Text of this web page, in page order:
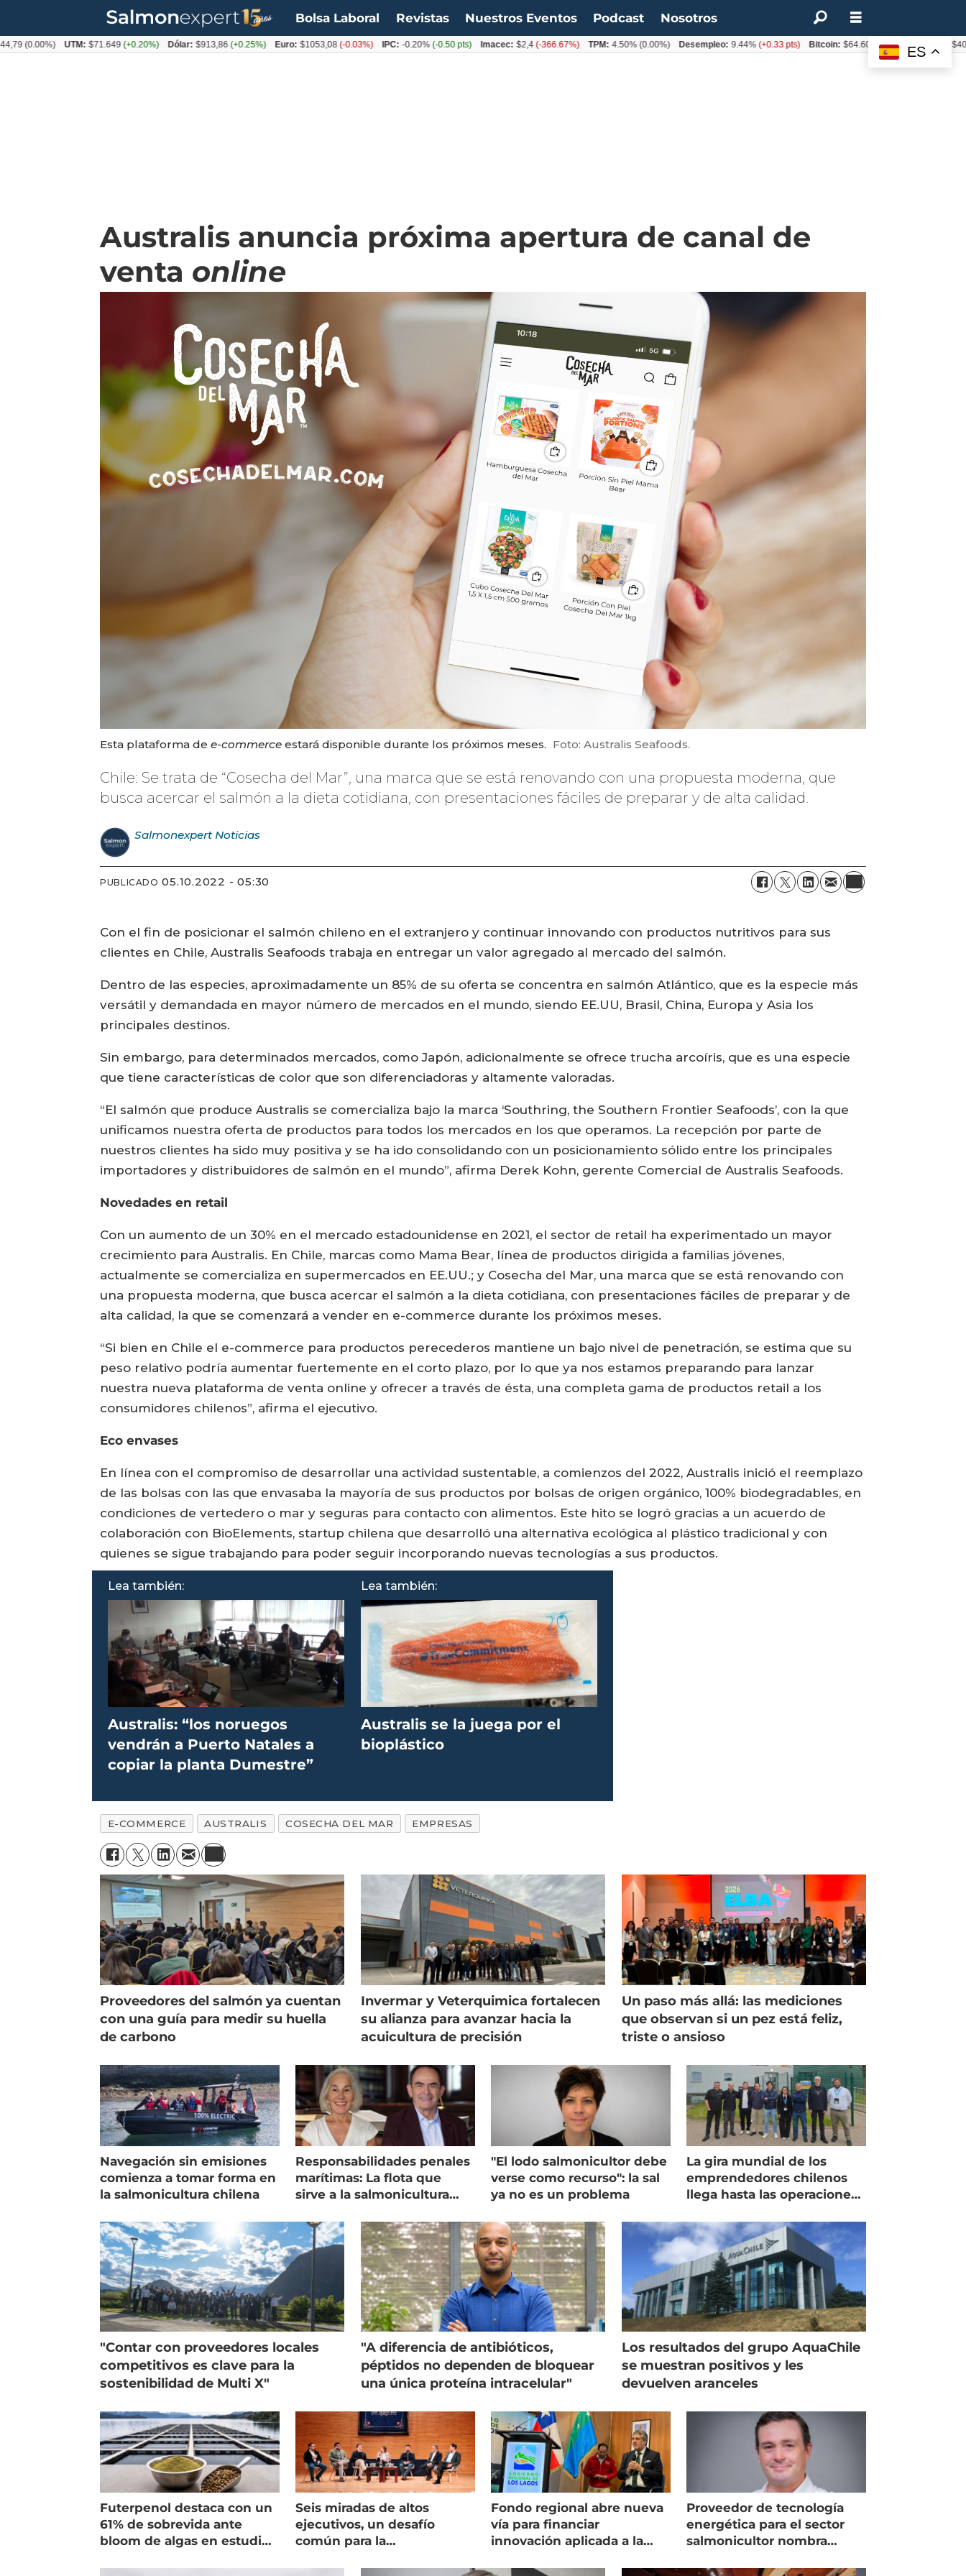
Bolsa Laboral Revistas Nuestros Eventos Podcast Nosotros
Australis anuncia próxima apertura de canal de
venta online
Esta plataforma dee-commerce estará disponible durante los próximos meses. Foto: Australis Seafoods.
Chile: Se trata de “Cosecha del Mar”, una marca que se está renovando con una propuesta moderna, que
busca acercar el salmón a la dieta cotidiana, con presentaciones fáciles de preparar y de alta calidad.
Salmonexpert Noticias
PUBLICADO 05.10.2022 - 05:30
Con el fin de posicionar el salmón chileno en el extranjero y continuar innovando con productos nutritivos para sus
clientes en Chile, Australis Seafoods trabaja en entregar un valor agregado al mercado del salmón.
Dentro de las especies, aproximadamente un 85% de su oferta se concentra en salmón Atlántico, que es la especie más
versátil y demandada en mayor número de mercados en el mundo, siendo EE.UU, Brasil, China, Europa y Asia los
principales destinos.
Sin embargo, para determinados mercados, como Japón, adicionalmente se ofrece trucha arcoíris, que es una especie
que tiene características de color que son diferenciadoras y altamente valoradas.
“El salmón que produce Australis se comercializa bajo la marca ‘Southring, the Southern Frontier Seafoods’, con la que
unificamos nuestra oferta de productos para todos los mercados en los que operamos. La recepción por parte de
nuestros clientes ha sido muy positiva y se ha ido consolidando con un posicionamiento sólido entre los principales
importadores y distribuidores de salmón en el mundo”, afirma Derek Kohn, gerente Comercial de Australis Seafoods.
Novedades en retail
Con un aumento de un 30% en el mercado estadounidense en 2021, el sector de retail ha experimentado un mayor
crecimiento para Australis. En Chile, marcas como Mama Bear, línea de productos dirigida a familias jóvenes,
actualmente se comercializa en supermercados en EE.UU.; y Cosecha del Mar, una marca que se está renovando con
una propuesta moderna, que busca acercar el salmón a la dieta cotidiana, con presentaciones fáciles de preparar y de
alta calidad, la que se comenzará a vender en e-commerce durante los próximos meses.
“Si bien en Chile el e-commerce para productos perecederos mantiene un bajo nivel de penetración, se estima que su
peso relativo podría aumentar fuertemente en el corto plazo, por lo que ya nos estamos preparando para lanzar
nuestra nueva plataforma de venta online y ofrecer a través de ésta, una completa gama de productos retail a los
consumidores chilenos”, afirma el ejecutivo.
Eco envases
En línea con el compromiso de desarrollar una actividad sustentable, a comienzos del 2022, Australis inició el reemplazo
de las bolsas con las que envasaba la mayoría de sus productos por bolsas de origen orgánico, 100% biodegradables, en
condiciones de vertedero o mar y seguras para contacto con alimentos. Este hito se logró gracias a un acuerdo de
colaboración con BioElements, startup chilena que desarrolló una alternativa ecológica al plástico tradicional y con
quienes se sigue trabajando para poder seguir incorporando nuevas tecnologías a sus productos.
Lea también:
Australis: “los noruegos
vendrán a Puerto Natales a
copiar la planta Dumestre”
Lea también:
Australis se la juega por el
bioplástico
E-COMMERCE AUSTRALIS COSECHA DEL MAR EMPRESAS
Proveedores del salmón ya cuentan
con una guía para medir su huella
de carbono
Invermar y Veterquimica fortalecen
su alianza para avanzar hacia la
acuicultura de precisión
Un paso más allá: las mediciones
que observan si un pez está feliz,
triste o ansioso
Navegación sin emisiones
comienza a tomar forma en
la salmonicultura chilena
Responsabilidades penales
marítimas: La flota que
sirve a la salmonicultura
"El lodo salmonicultor debe
verse como recurso": la sal
ya no es un problema
La gira mundial de los
emprendedores chilenos
llega hasta las operaciones
"Contar con proveedores locales
competitivos es clave para la
sostenibilidad de Multi X"
"A diferencia de antibióticos,
péptidos no dependen de bloquear
una única proteína intracelular"
Los resultados del grupo AquaChile
se muestran positivos y les
devuelven aranceles
Futerpenol destaca con un
61% de sobrevida ante
bloom de algas en estudio
Seis miradas de altos
ejecutivos, un desafío
común para la
Fondo regional abre nueva
vía para financiar
innovación aplicada a la
Proveedor de tecnología
energética para el sector
salmonicultor nombra
ES
UTM: $71.649(+0.20%) Dólar: $913,86(+0.25%) Euro: $1053,08(-0.03%) IPC: -0.20%(-0.50 pts) Imacec: $2,4(-366.67%) TPM: 4.50% (0.00%) Desempleo: 9.44% (+0.33 pts) Bitcoin: $64.600,08(+2.93%)